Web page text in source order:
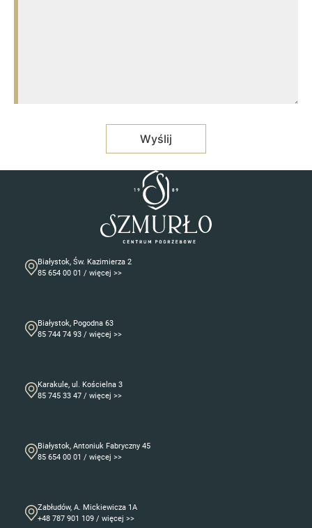
Białystok, Św. Kazimierza 2
85 654 00 01 / więcej >>
Białystok, Pogodna 63
85 744 74 93 / więcej >>
Karakule, ul. Kościelna 3
85 745 33 47 / więcej >>
Białystok, Antoniuk Fabryczny 45
85 654 00 01 / więcej >>
Zabłudów, A. Mickiewicza 1A
+48 787 901 109 / więcej >>